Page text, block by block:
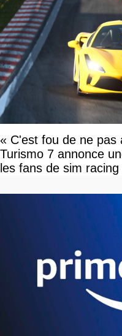
« C'est fou de ne pas
Turismo 7 annonce
les fans de sim